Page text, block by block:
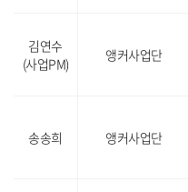
김연수
(사업PM)
앵커사업단
송송희 앵커사업단